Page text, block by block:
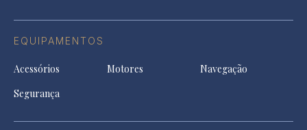
EQUIPAMENTOS
Acessórios Motores
Navegação
Segurança